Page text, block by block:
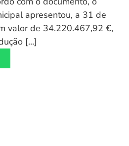
apresentou, a 31 de
valor de 34.220.467,92 €,
[…]